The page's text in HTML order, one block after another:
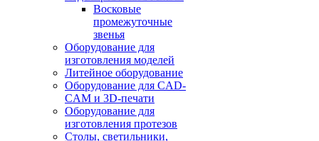
Восковые
промежуточные
звенья
Оборудование для
изготовления моделей
Литейное оборудование
Оборудование для CAD-
CAM и 3D-печати
Оборудование для
изготовления протезов
Cтолы, светильники,